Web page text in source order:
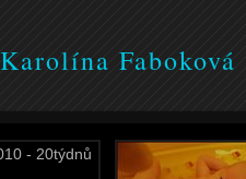
Karolína